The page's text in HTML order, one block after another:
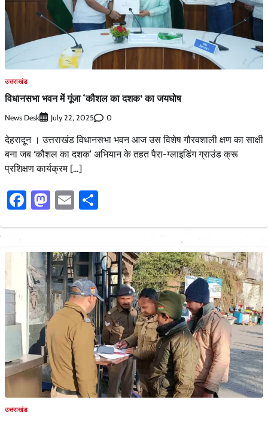
उत्तराखंड
विधानसभा भवन में गूंजा ‘कौशल का दशक’ का जयघोष
News Desk July 22, 2025 0
देहरादून । उत्तराखंड विधानसभा भवन आज उस विशेष गौरवशाली क्षण का साक्षी
बना जब ‘कौशल का दशक’ अभियान के तहत पैरा-ग्लाइडिंग ग्राउंड क्रू
प्रशिक्षण कार्यक्रम […]
Facebook
Mastodon
Email
उत्तराखंड